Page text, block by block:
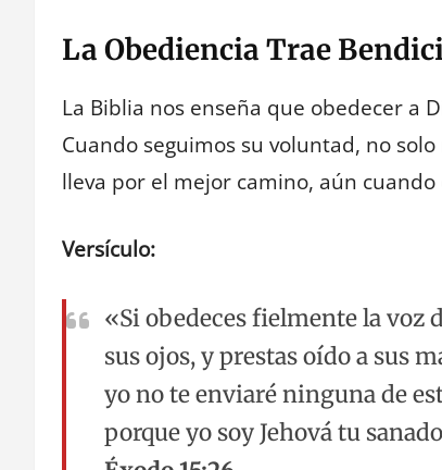
La Obediencia Trae
La Biblia nos enseña que obedecer a
Cuando seguimos su voluntad, no
lleva por el mejor camino, aún
Versículo:
«Si obedeces fielmente la voz
sus ojos, y prestas oído a sus
yo no te enviaré ninguna de
porque yo soy Jehová tu